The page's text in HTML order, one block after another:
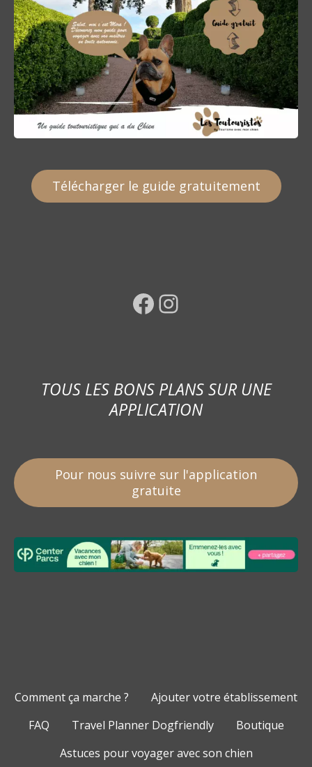
Télécharger le guide gratuitement
Facebook Instagram
TOUS LES BONS PLANS SUR UNE
APPLICATION
Pour nous suivre sur l'application
gratuite
Comment ça marche ?
Ajouter votre établissement
FAQ
Travel Planner Dogfriendly
Boutique
Astuces pour voyager avec son chien